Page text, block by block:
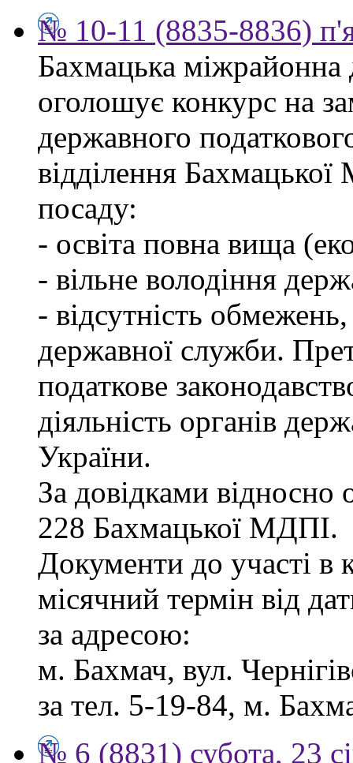
№ 10-11 (8835-8836)
Бахмацька міжрайонна
оголошує конкурс на
державного
відділення
посаду:
- освіта повна вища
- вільне володіння
- відсутність
державної служби.
податкове
діяльність органів
України.
За довідками відносно
228 Бахмацької МДПІ.
Документи до участі в
місячний термін від
за адресою:
м. Бахмач, вул.
за тел. 5-19-84, м.
№ 6 (8831) субота, 23